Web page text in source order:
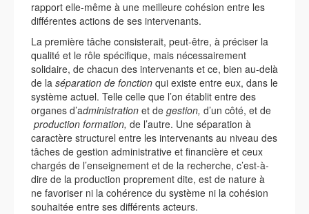
rapport elle-même à une meilleure cohésion entre les
différentes actions de ses intervenants.
La première tâche consisterait, peut-être, à préciser la
qualité et le rôle spécifique, mais nécessairement
solidaire, de chacun des intervenants et ce, bien au-delà
de la séparation de fonction qui existe entre eux, dans le
système actuel. Telle celle que l’on établit entre des
organes d’administration et de gestion, d’un côté, et de
production formation, de l’autre. Une séparation à
caractère structurel entre les intervenants au niveau des
tâches de gestion administrative et financière et ceux
chargés de l’enseignement et de la recherche, c’est-à-
dire de la production proprement dite, est de nature à
ne favoriser ni la cohérence du système ni la cohésion
souhaitée entre ses différents acteurs.